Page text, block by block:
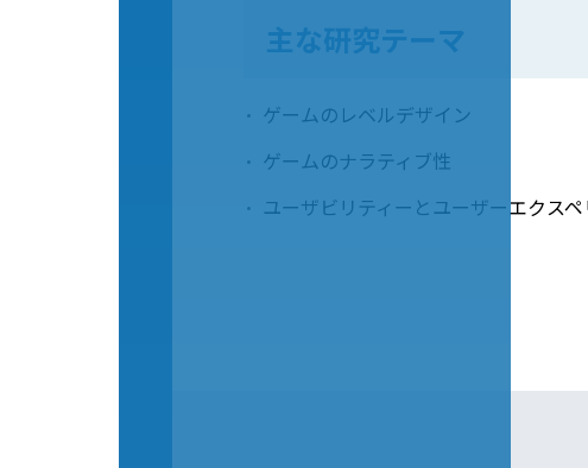
主な研究テーマ
ゲームのレベルデザイン
ゲームのナラティブ性
ユーザビリティーとユーザーエクス